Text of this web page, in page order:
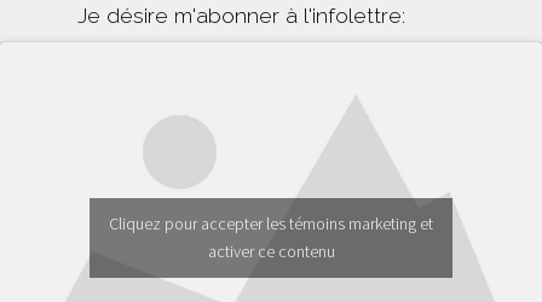
Je désire m'abonner à l'infolettre:
Cliquez pour accepter les témoins marketing et
activer ce contenu